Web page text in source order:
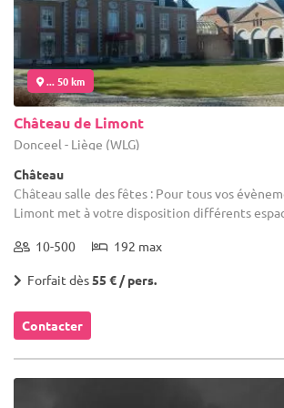
... 50 km
Château de Limont
Donceel - Liège (WLG)
Château
Château salle des fêtes : Pour tous vos
Limont met à votre disposition différents
10-500 192 max
Forfait dès55 € / pers.
Contacter